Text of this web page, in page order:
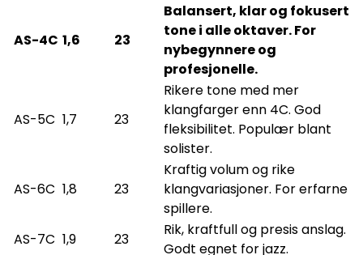
AS-4C 1,6 23
Balansert, klar og fokusert
tone i alle oktaver. For
nybegynnere og
profesjonelle.
AS-5C 1,7 23
Rikere tone med mer
klangfarger enn 4C. God
fleksibilitet. Populær blant
solister.
AS-6C 1,8 23
Kraftig volum og rike
klangvariasjoner. For erfarne
spillere.
AS-7C 1,9 23
Rik, kraftfull og presis anslag.
Godt egnet for jazz.